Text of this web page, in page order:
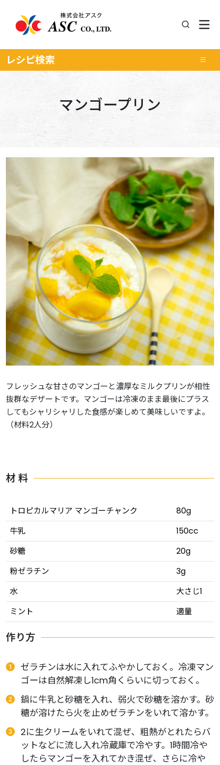
レシピ検索
マンゴープリン
フレッシュな甘さのマンゴーと濃厚なミルクプリンが相性
抜群なデザートです。マンゴーは冷凍のまま最後にプラス
してもシャリシャリした食感が楽しめて美味しいですよ。
（材料2人分）
材 料
トロピカルマリア マンゴーチャンク
80g
牛乳
150cc
砂糖
20g
粉ゼラチン
3g
水
大さじ1
ミント
適量
作り方
ゼラチンは水に入れてふやかしておく。冷凍マン
ゴーは自然解凍し1cm角くらいに切っておく。
鍋に牛乳と砂糖を入れ、弱火で砂糖を溶かす。砂
糖が溶けたら火を止めゼラチンをいれて溶かす。
2に生クリームをいれて混ぜ、粗熱がとれたらバ
ットなどに流し入れ冷蔵庫で冷やす。1時間冷や
したらマンゴーを入れてかき混ぜ、さらに冷や